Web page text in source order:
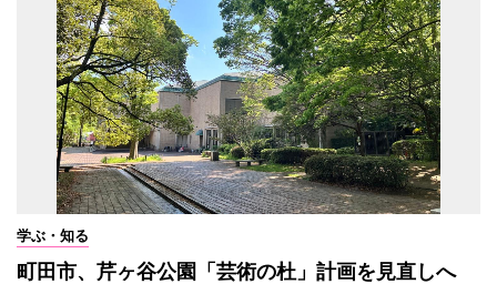
学ぶ・知る
町田市、芹ヶ谷公園「芸術の杜」計画を見直しへ